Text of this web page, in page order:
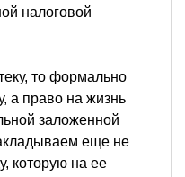
налоговой
то формально
а право на жизнь
заложенной
еще не
которую на ее